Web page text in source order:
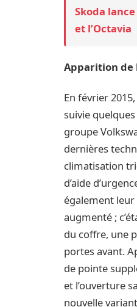
Skoda
et l’Octavia
Apparition de
En février
suivie
groupe
dernières
climatisation
d’aide
également leur
augmenté ;
du coffre, une
portes avant.
de pointe
et l’ouverture
nouvelle